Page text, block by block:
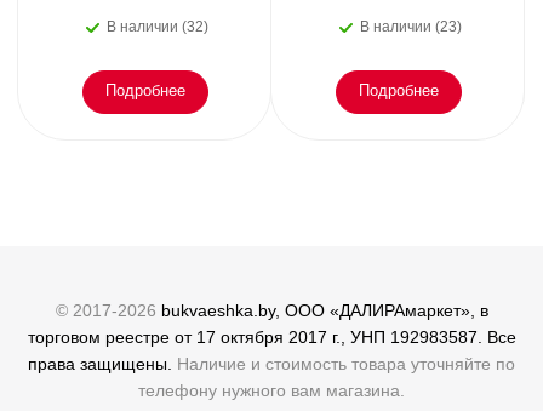
В наличии (32)
Подробнее
В наличии (23)
Подробнее
© 2017-2026 bukvaeshka.by, ООО «ДАЛИРАмаркет», в
торговом реестре от 17 октября 2017 г., УНП 192983587. Все
права защищены. Наличие и стоимость товара уточняйте по
телефону нужного вам магазина.